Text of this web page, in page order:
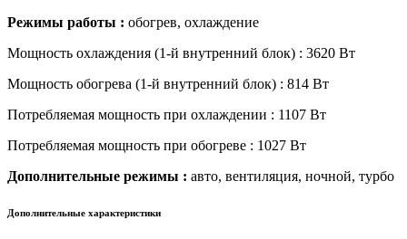
Режимы работы : обогрев, охлаждение
Мощность охлаждения (1-й внутренний блок) : 3620 Вт
Мощность обогрева (1-й внутренний блок) : 814 Вт
Потребляемая мощность при охлаждении : 1107 Вт
Потребляемая мощность при обогреве : 1027 Вт
Дополнительные режимы : авто, вентиляция, ночной, турбо
Дополнительные характеристики